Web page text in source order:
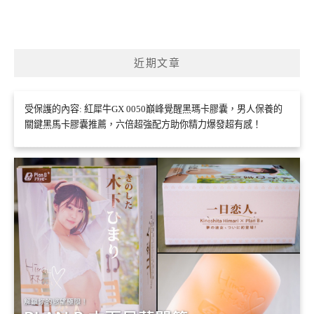
近期文章
受保護的內容: 紅犀牛GX 0050巔峰覺醒黑瑪卡膠囊，男人保養的
關鍵黑馬卡膠囊推薦，六倍超強配方助你精力爆發超有感！